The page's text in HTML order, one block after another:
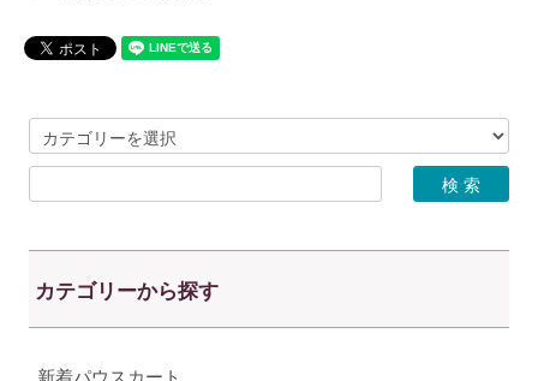
カテゴリーから探す
新着パウスカート